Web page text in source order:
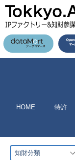
コ
ン
テ
ン
プ
HOME 特許
知財分類